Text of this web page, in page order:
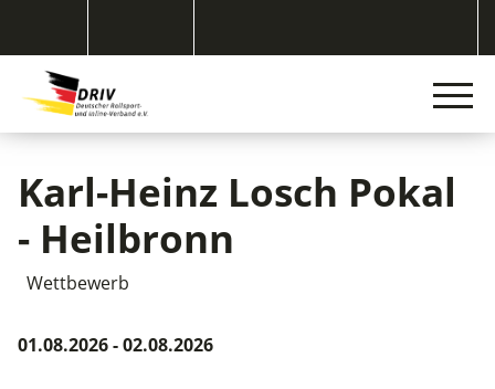
Karl-Heinz Losch Pokal
- Heilbronn
Wettbewerb
01.08.2026 - 02.08.2026